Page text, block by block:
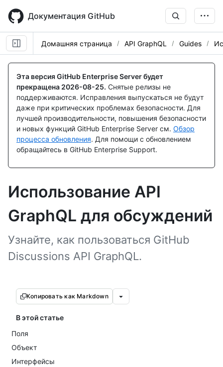
main
content
Документация GitHub
Домашняя страница API GraphQL Guides
Эта версия GitHub Enterprise Server будет
прекращена 2026-08-25. Снятые релизы не
поддерживаются. Исправления выпускаться не будут
даже при критических проблемах безопасности. Для
лучшей производительности, повышения безопасности
и новых функций GitHub Enterprise Server см. Обзор
процесса обновления. Для помощи с обновлением
обращайтесь в GitHub Enterprise Support.
Использование API
GraphQL для обсуждений
Узнайте, как пользоваться GitHub
Discussions API GraphQL.
Копировать как Markdown
В этой статье
Поля
Объект
Интерфейсы